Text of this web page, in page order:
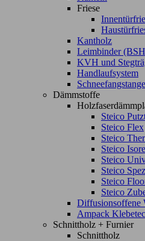
Friese
Kantholz
Leimbinder
KVH und
Handlaufsystem
Dämmstoffe
Steico
Steico Flex
Steico
Steico
Steico
Steico
Steico
Steico
Diffusionsoffene
Ampack
Schnittholz + Furnier
Schnittholz